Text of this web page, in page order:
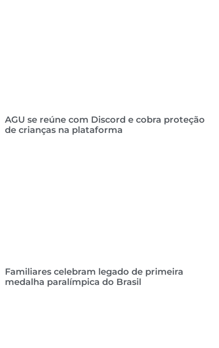
AGU se reúne com Discord e cobra proteção
de crianças na plataforma
Familiares celebram legado de primeira
medalha paralímpica do Brasil